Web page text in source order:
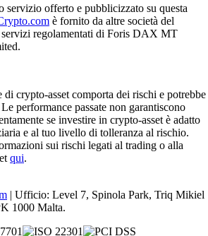
servizio offerto e pubblicizzato su questa
è fornito da altre società del
servizi regolamentati di Foris DAX MT
crypto-asset comporta dei rischi e potrebbe
performance passate non garantiscono
se investire in crypto-asset è adatto
e al tuo livello di tolleranza al rischio.
sui rischi legati al trading o alla
qui.
| Ufficio: Level 7, Spinola Park, Triq Mikiel
1000 Malta.